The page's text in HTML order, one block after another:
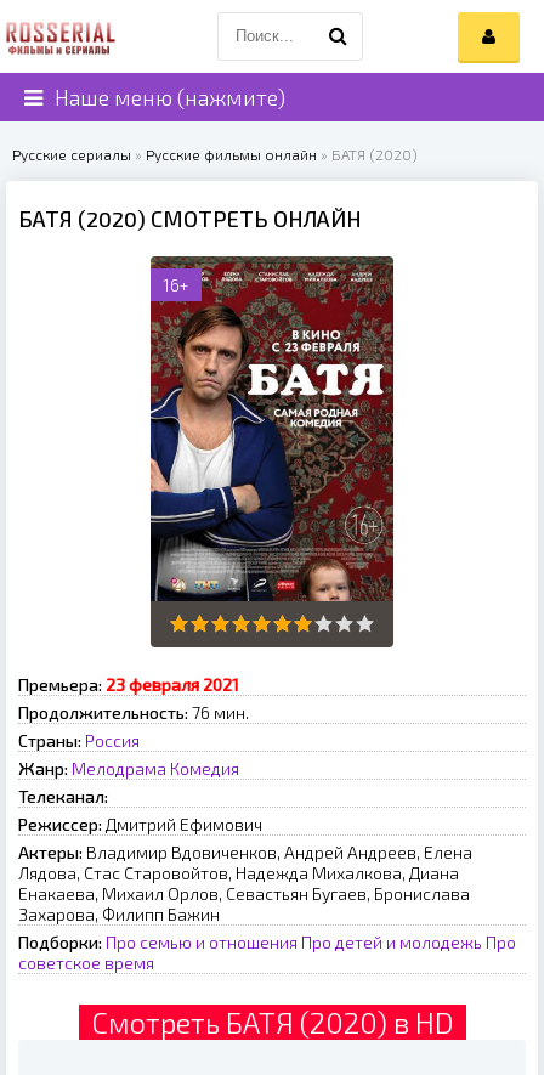
Наше меню (нажмите)
Русские сериалы » Русские фильмы онлайн » БАТЯ (2020)
БАТЯ (2020) СМОТРЕТЬ ОНЛАЙН
16+
Премьера: 23 февраля 2021
Продолжительность: 76 мин.
Страны: Россия
Жанр: Мелодрама Комедия
Телеканал:
Режиссер: Дмитрий Ефимович
Актеры: Владимир Вдовиченков, Андрей Андреев, Елена
Лядова, Стас Старовойтов, Надежда Михалкова, Диана
Енакаева, Михаил Орлов, Севастьян Бугаев, Бронислава
Захарова, Филипп Бажин
Подборки: Про семью и отношения Про детей и молодежь Про
советское время
Смотреть БАТЯ (2020) в HD